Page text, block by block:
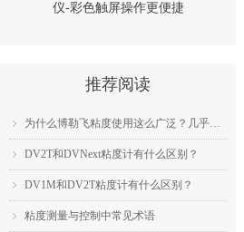
ꁇ 为什么博勒飞粘度使用这么广泛？几乎成为了行业标准？
ꁇ DV2T和DVNext粘度计有什么区别？
ꁇ DV1M和DV2T粘度计有什么区别？
ꁇ 粘度测量与控制中常见术语
推荐阅读
仪-彩色触屏操作更便捷